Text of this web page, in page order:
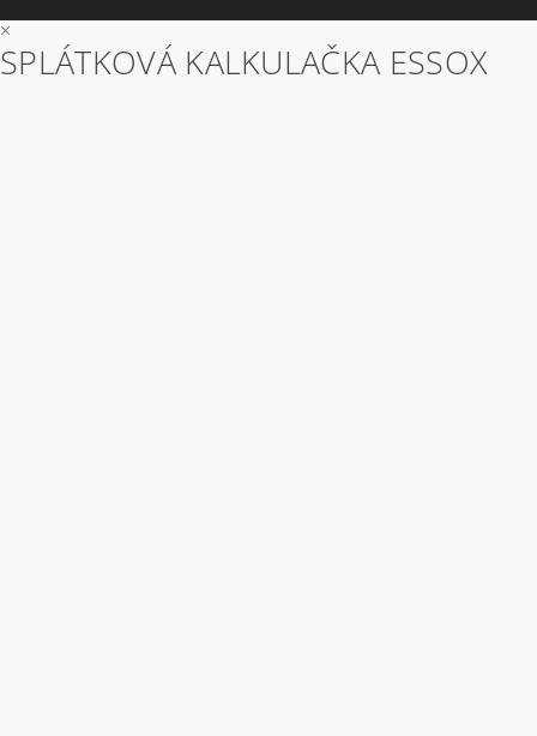
×
SPLÁTKOVÁ KALKULAČKA ESSOX